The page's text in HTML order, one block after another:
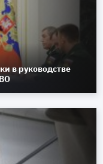
в руководстве